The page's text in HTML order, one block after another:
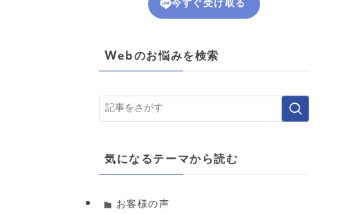
Webのお悩みを検索
気になるテーマから読む
お客様の声